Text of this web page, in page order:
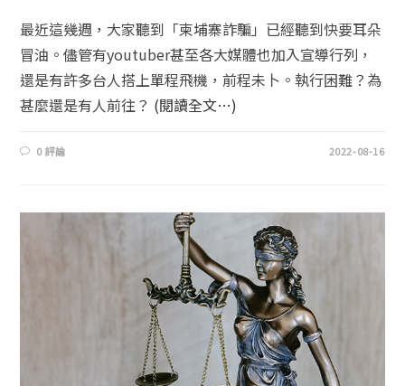
最近這幾週，大家聽到「柬埔寨詐騙」已經聽到快要耳朵
冒油。儘管有youtuber甚至各大媒體也加入宣導行列，
還是有許多台人搭上單程飛機，前程未卜。執行困難？為
甚麼還是有人前往？ (閱讀全文…)
0 評論 2022-08-16